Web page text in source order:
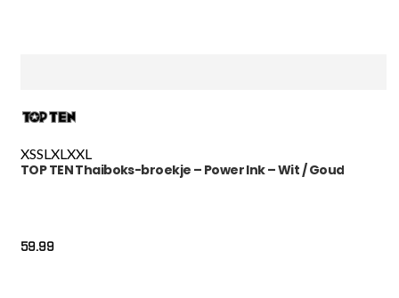
XSSL XL XXL
TOP TEN Thaiboks-broekje – Power Ink – Wit / Goud
59.99